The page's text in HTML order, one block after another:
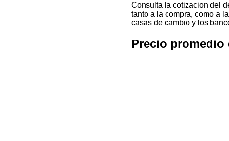
Consulta la cotizacion del
tanto a la compra, como a
casas de cambio y los
Precio promedio